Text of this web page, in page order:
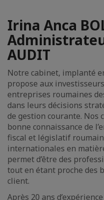
Irina Anca
AUDIT
Notre cabinet, implanté
propose aux
entreprises roumaines
dans leurs décisions
de gestion courante.
bonne connaissance de
fiscal et législatif
internationales en
permet d’être des
tout en étant proche des
client.
Après 20 ans